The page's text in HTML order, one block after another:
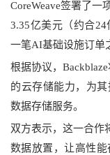
CoreWeave签署了一
3.35亿美元（约合
一笔AI基础设施订单
根据协议，
的云存储能力，为
数据存储服务。
双方表示，这一合作
数据放置，让高性